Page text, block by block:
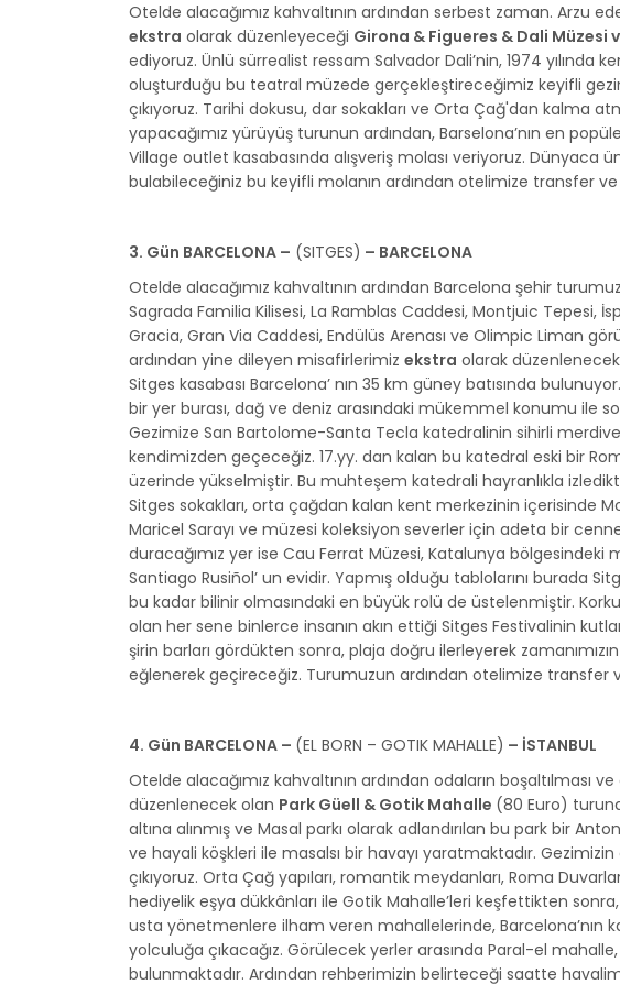
Otelde alacağımız kahvaltının ardından serbest zaman. Arzu
ekstra olarak düzenleyeceği Girona & Figueres & Dali Müzesi
ediyoruz. Ünlü sürrealist ressam Salvador Dali’nin, 1974 yılında
oluşturduğu bu teatral müzede gerçekleştireceğimiz keyifli
çıkıyoruz. Tarihi dokusu, dar sokakları ve Orta Çağ'dan kalma
yapacağımız yürüyüş turunun ardından, Barselona’nın en
Village outlet kasabasında alışveriş molası veriyoruz. Dünyaca
bulabileceğiniz bu keyifli molanın ardından otelimize transfer
3. Gün BARCELONA – (SITGES) – BARCELONA
Otelde alacağımız kahvaltının ardından Barcelona şehir
Sagrada Familia Kilisesi, La Ramblas Caddesi, Montjuic Tepesi,
Gracia, Gran Via Caddesi, Endülüs Arenası ve Olimpic Liman
ardından yine dileyen misafirlerimiz ekstra olarak düzenlenecek
Sitges kasabası Barcelona’ nın 35 km güney batısında
bir yer burası, dağ ve deniz arasındaki mükemmel konumu ile
Gezimize San Bartolome-Santa Tecla katedralinin sihirli
kendimizden geçeceğiz. 17.yy. dan kalan bu katedral eski bir
üzerinde yükselmiştir. Bu muhteşem katedrali hayranlıkla
Sitges sokakları, orta çağdan kalan kent merkezinin içerisinde
Maricel Sarayı ve müzesi koleksiyon severler için adeta bir
duracağımız yer ise Cau Ferrat Müzesi, Katalunya
Santiago Rusiñol’ un evidir. Yapmış olduğu tablolarını burada
bu kadar bilinir olmasındaki en büyük rolü de üstelenmiştir.
olan her sene binlerce insanın akın ettiği Sitges Festivalinin
şirin barları gördükten sonra, plaja doğru ilerleyerek
eğlenerek geçireceğiz. Turumuzun ardından otelimize transfer
4. Gün BARCELONA – (EL BORN – GOTIK MAHALLE) – İSTANBUL
Otelde alacağımız kahvaltının ardından odaların boşaltılması
düzenlenecek olan Park Güell & Gotik Mahalle (80 Euro)
altına alınmış ve Masal parkı olarak adlandırılan bu park bir
ve hayali köşkleri ile masalsı bir havayı yaratmaktadır.
çıkıyoruz. Orta Çağ yapıları, romantik meydanları, Roma
hediyelik eşya dükkânları ile Gotik Mahalle’leri keşfettikten
usta yönetmenlere ilham veren mahallelerinde, Barcelona’nın
yolculuğa çıkacağız. Görülecek yerler arasında Paral-el mahalle,
bulunmaktadır. Ardından rehberimizin belirteceği saatte